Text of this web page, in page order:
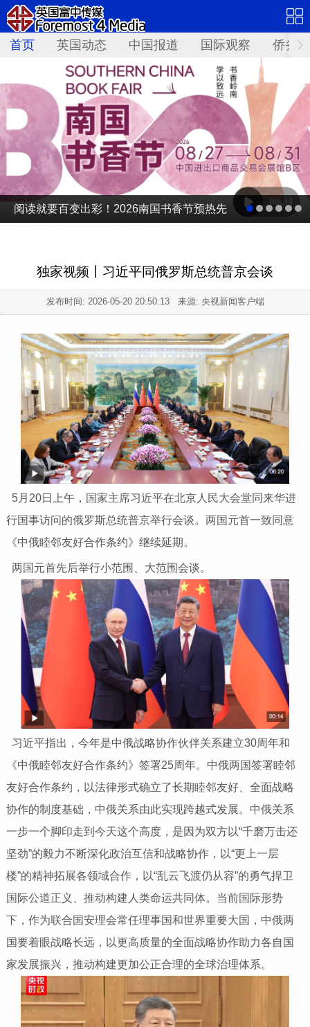
首页 英国动态 中国报道 国际观察 侨务
阅读就要百变出彩！2026南国书香节预热先
独家视频丨习近平同俄罗斯总统普京会谈
发布时间: 2026-05-20 20:50:13来源: 央视新闻客户端
5月20日上午，国家主席习近平在北京人民大会堂同来华进
行国事访问的俄罗斯总统普京举行会谈。两国元首一致同意
《中俄睦邻友好合作条约》继续延期。
两国元首先后举行小范围、大范围会谈。
习近平指出，今年是中俄战略协作伙伴关系建立30周年和
《中俄睦邻友好合作条约》签署25周年。中俄两国签署睦邻
友好合作条约，以法律形式确立了长期睦邻友好、全面战略
协作的制度基础，中俄关系由此实现跨越式发展。中俄关系
一步一个脚印走到今天这个高度，是因为双方以“千磨万击还
坚劲”的毅力不断深化政治互信和战略协作，以“更上一层
楼”的精神拓展各领域合作，以“乱云飞渡仍从容”的勇气捍卫
国际公道正义、推动构建人类命运共同体。当前国际形势
下，作为联合国安理会常任理事国和世界重要大国，中俄两
国要着眼战略长远，以更高质量的全面战略协作助力各自国
家发展振兴，推动构建更加公正合理的全球治理体系。